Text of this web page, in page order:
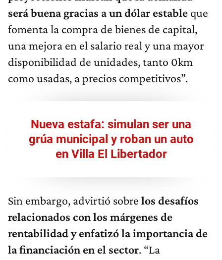
será buena gracias a un dólar estable que
fomenta la compra de bienes de capital,
una mejora en el salario real y una mayor
disponibilidad de unidades, tanto 0km
como usadas, a precios competitivos”.
Nueva estafa: simulan ser una
grúa municipal y roban un auto
en Villa El Libertador
Sin embargo, advirtió sobre los desafíos
relacionados con los márgenes de
rentabilidad y enfatizó la importancia de
la financiación en el sector. “La